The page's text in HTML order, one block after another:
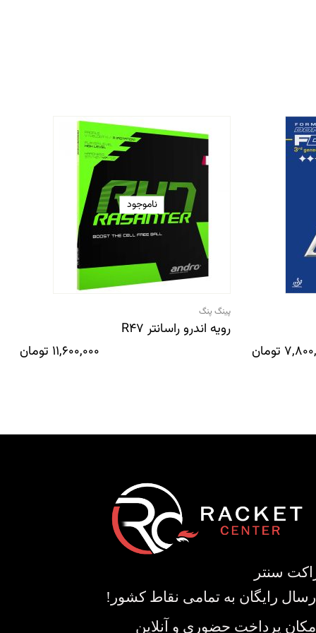
تومان
ناموجود
پینگ پنگ
رویه اندرو راسانتر R47
11,600,000 تومان
سنتر
رایگان به تمامی نقاط کشور!
پرداخت حضوری و آنلاین